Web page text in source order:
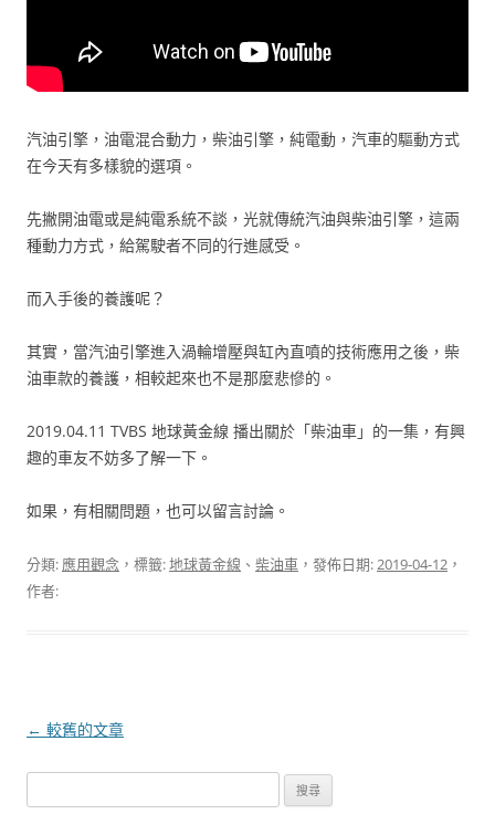
汽油引擎，油電混合動力，柴油引擎，純電動，汽車的驅動方式
在今天有多樣貌的選項。
先撇開油電或是純電系統不談，光就傳統汽油與柴油引擎，這兩
種動力方式，給駕駛者不同的行進感受。
而入手後的養護呢？
其實，當汽油引擎進入渦輪增壓與缸內直噴的技術應用之後，柴
油車款的養護，相較起來也不是那麼悲慘的。
2019.04.11 TVBS 地球黃金線 播出關於「柴油車」的一集，有興
趣的車友不妨多了解一下。
如果，有相關問題，也可以留言討論。
分類: 應用觀念 ，標籤:地球黃金線 、 柴油車 ，發佈日期:2019-04-12 ，
作者:
文
← 較舊的文章
尋